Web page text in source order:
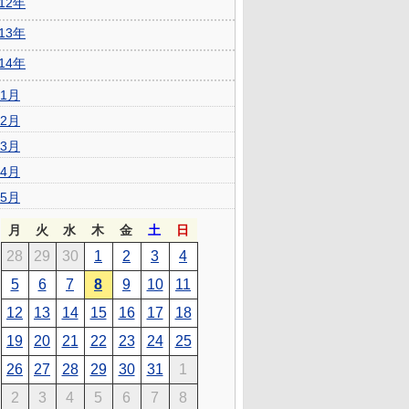
年
年
1月
2月
3月
4月
5月
月 火 水 木 金 土 日
28 29 30 1 2 3
4
5
6 7 8 9 10
11
12
13 14 15 16 17
18
19
20 21 22 23 24
25
26
27 28 29 30 31
1
2
3 4 5 6 7 8